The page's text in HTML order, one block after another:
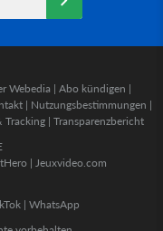
Webedia | Abo kündigen |
| Nutzungsbestimmungen |
Tracking | Transparenzbericht
| Jeuxvideo.com
| WhatsApp